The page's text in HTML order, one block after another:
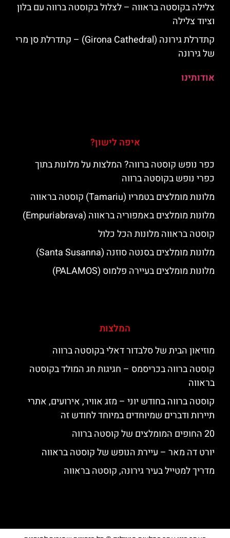
צלילה בקוסטה בראווה – לצלול בקוסטה ברווה עם בלון
וציוד צלילה
קתדרלת גירונה (Girona Cathedral) – קתדרלת סן מרי
של גירונה
אודותינו
איפה לישון?
כפר נופש קוסטה ברווה? המלצות על מלונות בתוך
כפרי נופש בקוסטה ברווה
מלונות מומלצים בטמריו (Tamariu) קוסטה בראווה
מלונות מומלצים באמפוריה בראווה (Empuriabrava)
קוסטה בראווה מלונות הכל כלול
מלונות מומלצים בסנטה סוזנה (Santa Susanna)
מלונות מומלצים בעיירה פלמוס (PALAMOS)
המלצות
מוזיאון הבית של סלבדור דאלי בקוסטה ברווה
קוסטה ברווה בכריסמס – חגיגות חג המולד בקוסטה
בראווה
קוסטה ברווה בחודש יוני – מזג אוויר, אירועים, אתרי
תיירות ודברים שמיוחדים במיוחד לחודש זה
20 החופים המומלצים של קוסטה ברווה
יורט דה מאר – עיירת הנופש של קוסטה בראווה
מדריך למטייל בעיר גירונה, קוסטה בראווה